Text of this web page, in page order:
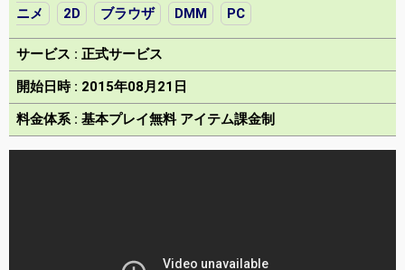
ニメ
2D ブラウザ DMM PC
サービス : 正式サービス
開始日時 : 2015年08月21日
料金体系 : 基本プレイ無料 アイテム課金制